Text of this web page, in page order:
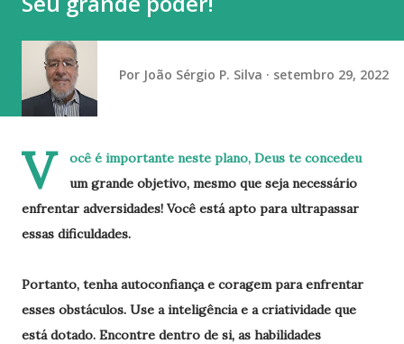
Por João Sérgio P. Silva setembro 29, 2022
V
ocê é importante neste plano, Deus te concedeu
um grande objetivo, mesmo que seja necessário
enfrentar adversidades! Você está apto para ultrapassar
essas dificuldades.
Portanto, tenha autoconfiança e coragem para enfrentar
esses obstáculos. Use a inteligência e a criatividade que
está dotado. Encontre dentro de si, as habilidades